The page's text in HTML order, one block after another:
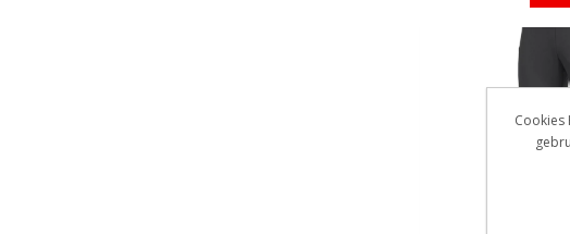
Cookies